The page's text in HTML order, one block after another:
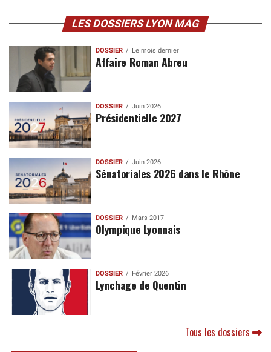
LES DOSSIERS LYON MAG
DOSSIER Le mois dernier
Affaire Roman Abreu
DOSSIER Juin 2026
Présidentielle 2027
DOSSIER Juin 2026
Sénatoriales 2026 dans le Rhône
DOSSIER Mars 2017
Olympique Lyonnais
DOSSIER Février 2026
Lynchage de Quentin
Tous les dossiers